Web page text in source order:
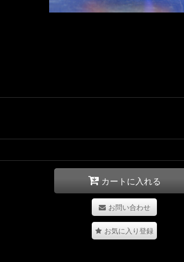
カートに入れる
お問い合わせ
お気に入り登録